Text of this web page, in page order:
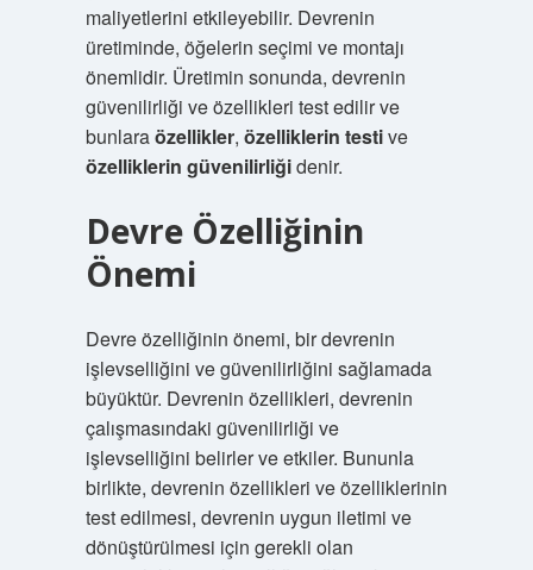
maliyetlerini etkileyebilir. Devrenin
üretiminde, öğelerin seçimi ve montajı
önemlidir. Üretimin sonunda, devrenin
güvenilirliği ve özellikleri test edilir ve
bunlaraözellikler, özelliklerin testive
özelliklerin güvenilirliğidenir.
Devre Özelliğinin
Önemi
Devre özelliğinin önemi, bir devrenin
işlevselliğini ve güvenilirliğini sağlamada
büyüktür. Devrenin özellikleri, devrenin
çalışmasındaki güvenilirliği ve
işlevselliğini belirler ve etkiler. Bununla
birlikte, devrenin özellikleri ve özelliklerinin
test edilmesi, devrenin uygun iletimi ve
dönüştürülmesi için gerekli olan